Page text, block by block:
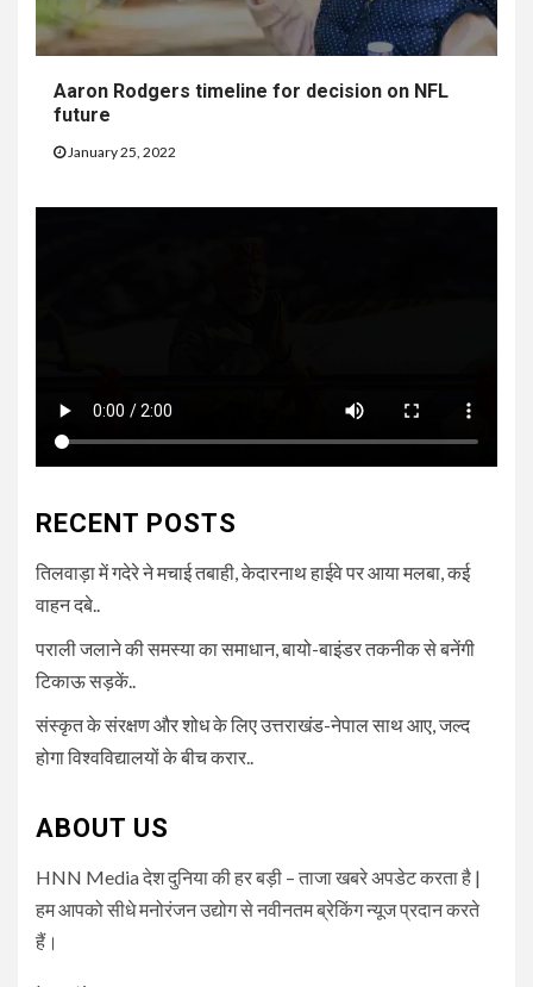
Aaron Rodgers timeline for decision on NFL
future
January 25, 2022
RECENT POSTS
तिलवाड़ा में गदेरे ने मचाई तबाही, केदारनाथ हाईवे पर आया मलबा, कई
वाहन दबे..
पराली जलाने की समस्या का समाधान, बायो-बाइंडर तकनीक से बनेंगी
टिकाऊ सड़कें..
संस्कृत के संरक्षण और शोध के लिए उत्तराखंड-नेपाल साथ आए, जल्द
होगा विश्वविद्यालयों के बीच करार..
ABOUT US
HNN Media देश दुनिया की हर बड़ी – ताजा खबरे अपडेट करता है |
हम आपको सीधे मनोरंजन उद्योग से नवीनतम ब्रेकिंग न्यूज प्रदान करते
हैं।